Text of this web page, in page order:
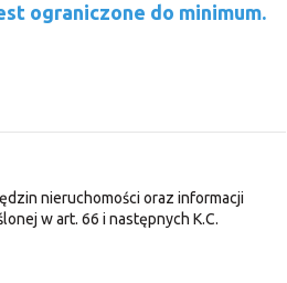
ograniczone do minimum.
nieruchomości oraz informacji
w art. 66 i następnych K.C.